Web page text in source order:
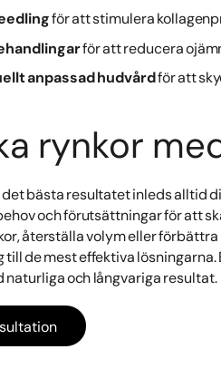
för att stimulera
för att reducera
anpassad hudvårdför att
rynkor
bästa resultatet inleds alltid
och förutsättningar för att
återställa volym eller
till de mest effektiva
naturliga och långvariga resultat.